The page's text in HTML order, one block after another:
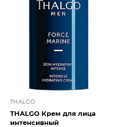
THALGO
THALGO Крем для лица
интенсивный